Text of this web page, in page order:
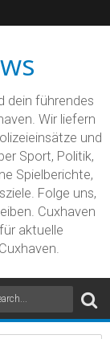
dein führendes
Wir liefern
und
Sport, Politik,
Spielberichte,
Folge uns,
Cuxhaven
aktuelle